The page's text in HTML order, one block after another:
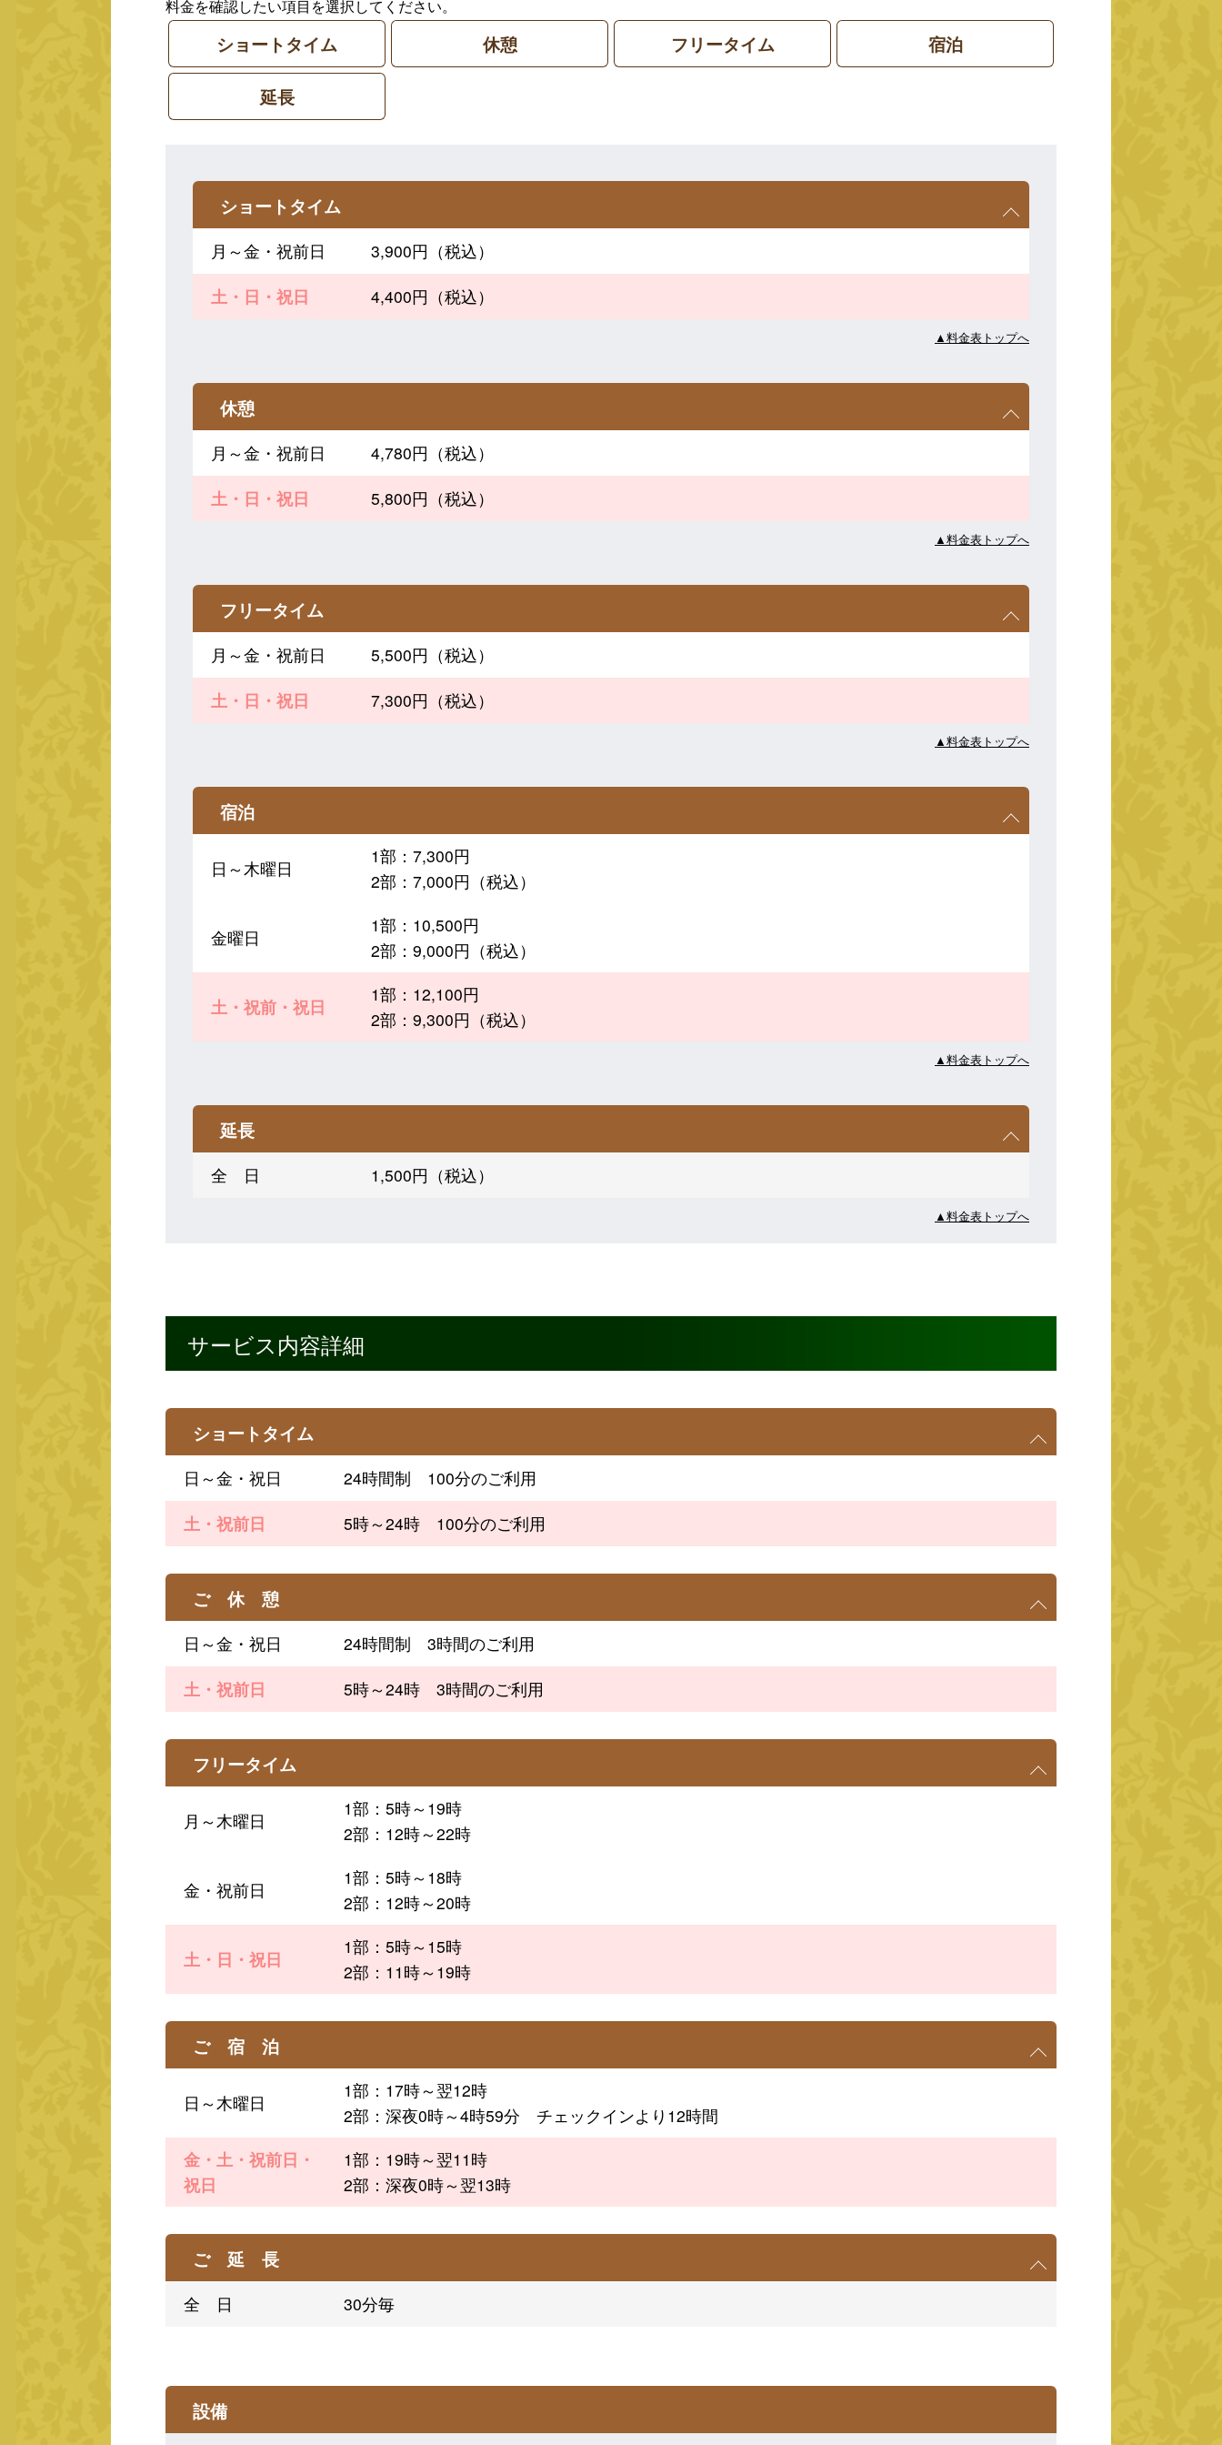
料金を確認したい項目を選択してください。
ショートタイム 休憩 フリータイム 宿泊
延長
ショートタイム
月～金・祝前日
3,900円（税込）
土・日・祝日
4,400円（税込）
▲料金表トップへ
休憩
月～金・祝前日
4,780円（税込）
土・日・祝日
5,800円（税込）
▲料金表トップへ
フリータイム
月～金・祝前日
5,500円（税込）
土・日・祝日
7,300円（税込）
▲料金表トップへ
宿泊
日～木曜日
1部：7,300円
2部：7,000円（税込）
金曜日
1部：10,500円
2部：9,000円（税込）
土・祝前・祝日
1部：12,100円
2部：9,300円（税込）
▲料金表トップへ
延長
全 日 1,500円（税込）
▲料金表トップへ
サービス内容詳細
ショートタイム
日～金・祝日
24時間制 100分のご利用
土・祝前日
5時～24時 100分のご利用
ご 休 憩
日～金・祝日
24時間制 3時間のご利用
土・祝前日
5時～24時 3時間のご利用
フリータイム
月～木曜日
1部：5時～19時
2部：12時～22時
金・祝前日
1部：5時～18時
2部：12時～20時
土・日・祝日
1部：5時～15時
2部：11時～19時
ご 宿 泊
日～木曜日
1部：17時～翌12時
2部：深夜0時～4時59分 チェックインより12時間
金・土・祝前日・
祝日
1部：19時～翌11時
2部：深夜0時～翌13時
ご 延 長
全 日 30分毎
設備